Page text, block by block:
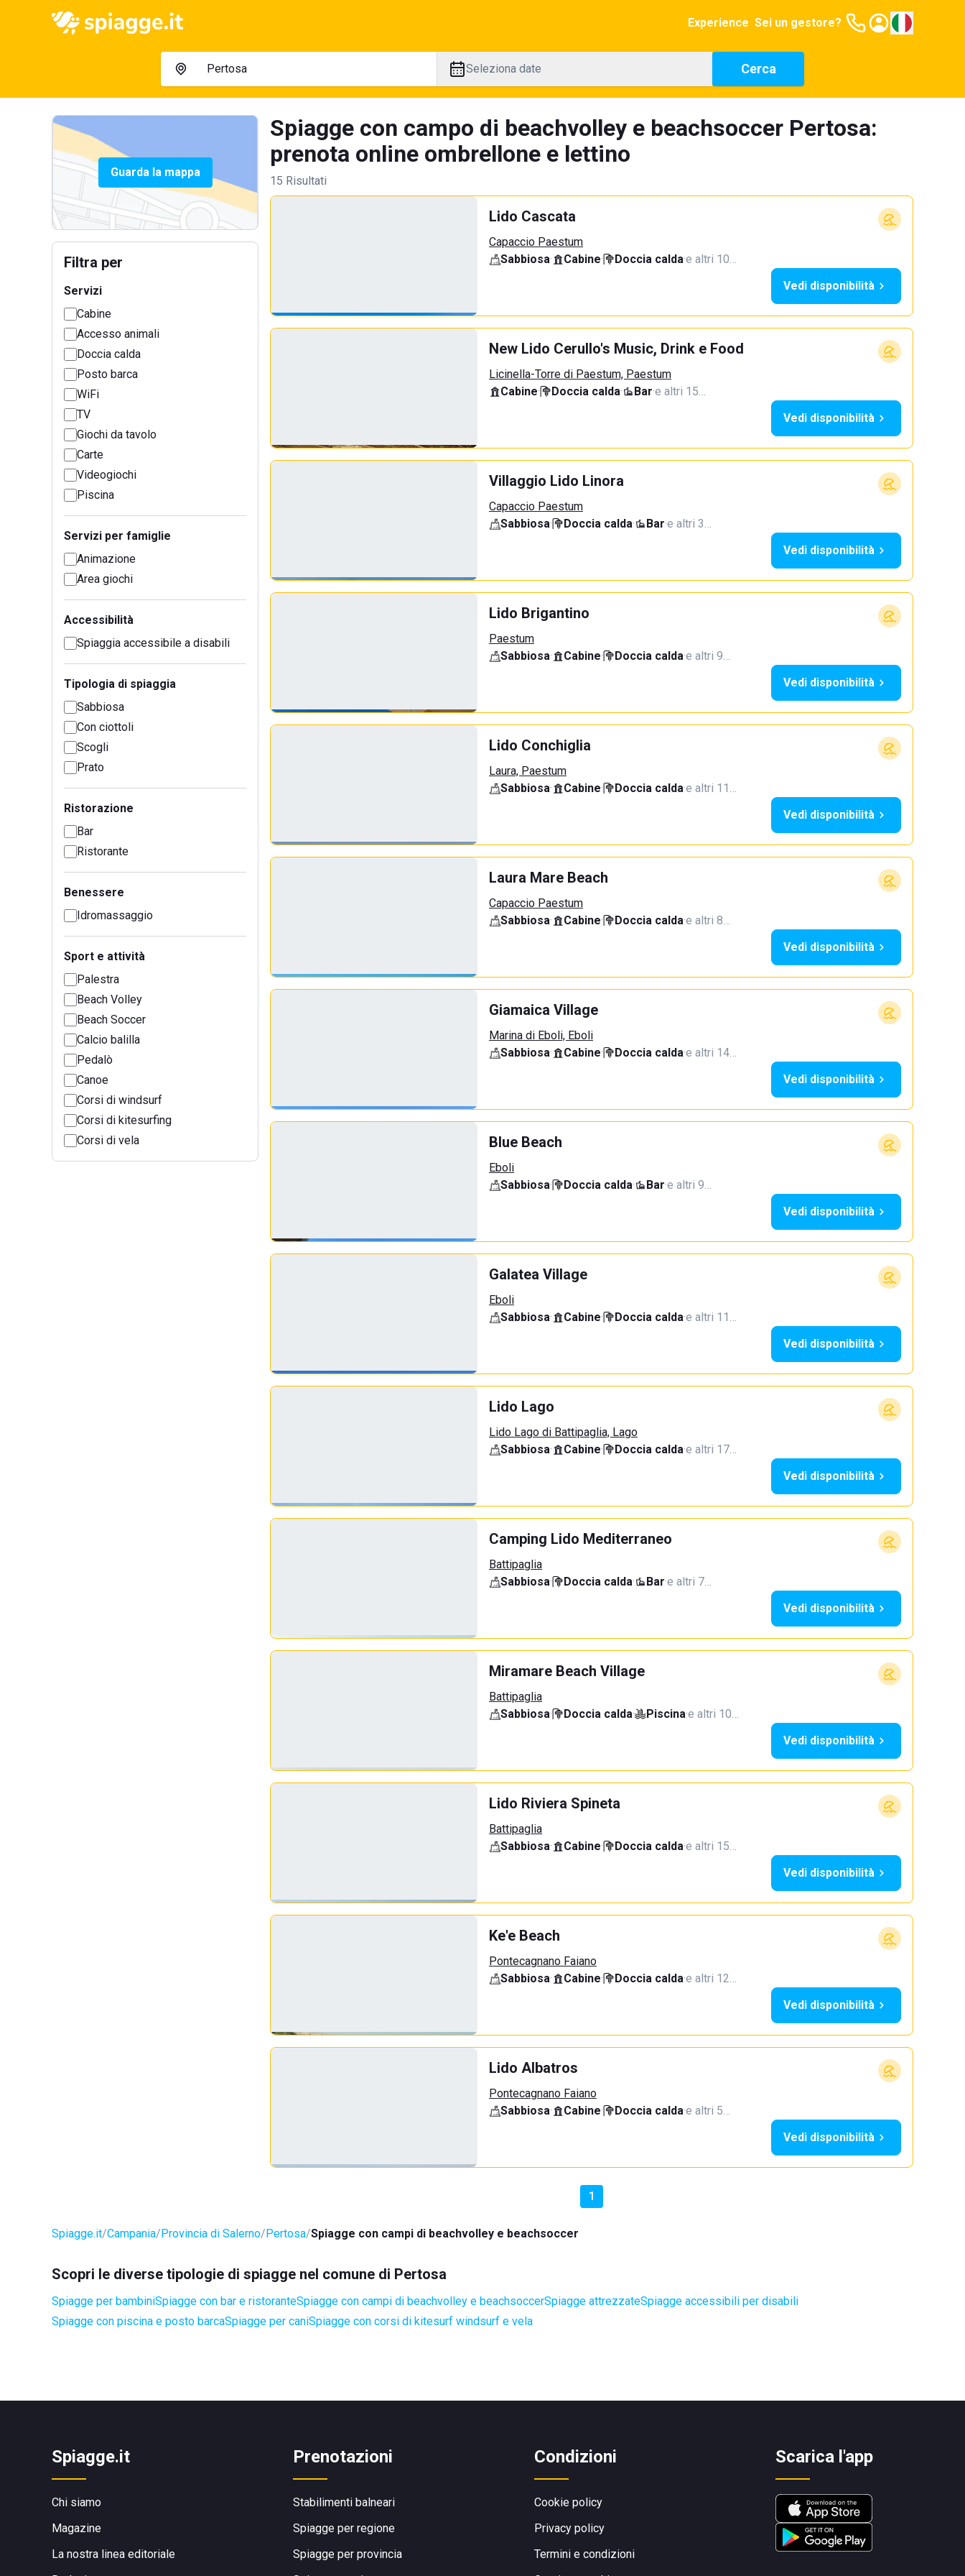
Experience Sei un gestore?
Seleziona date Cerca
Guarda la mappa
Filtra per
Servizi
Cabine
Accesso animali
Doccia calda
Posto barca
WiFi
TV
Giochi da tavolo
Carte
Videogiochi
Piscina
Servizi per famiglie
Animazione
Area giochi
Accessibilità
Spiaggia accessibile a disabili
Tipologia di spiaggia
Sabbiosa
Con ciottoli
Scogli
Prato
Ristorazione
Bar
Ristorante
Benessere
Idromassaggio
Sport e attività
Palestra
Beach Volley
Beach Soccer
Calcio balilla
Pedalò
Canoe
Corsi di windsurf
Corsi di kitesurfing
Corsi di vela
Spiagge con campo di beachvolley e beachsoccer Pertosa:
prenota online ombrellone e lettino
15 Risultati
Lido Cascata
Capaccio Paestum
Sabbiosa· Cabine· Doccia calda·e altri 10…
Vedi disponibilità
New Lido Cerullo's Music, Drink e Food
Licinella-Torre di Paestum, Paestum
Cabine· Doccia calda· Bar·e altri 15…
Vedi disponibilità
Villaggio Lido Linora
Capaccio Paestum
Sabbiosa· Doccia calda· Bar·e altri 3…
Vedi disponibilità
Lido Brigantino
Paestum
Sabbiosa· Cabine· Doccia calda·e altri 9…
Vedi disponibilità
Lido Conchiglia
Laura, Paestum
Sabbiosa· Cabine· Doccia calda·e altri 11…
Vedi disponibilità
Laura Mare Beach
Capaccio Paestum
Sabbiosa· Cabine· Doccia calda·e altri 8…
Vedi disponibilità
Giamaica Village
Marina di Eboli, Eboli
Sabbiosa· Cabine· Doccia calda·e altri 14…
Vedi disponibilità
Blue Beach
Eboli
Sabbiosa· Doccia calda· Bar·e altri 9…
Vedi disponibilità
Galatea Village
Eboli
Sabbiosa· Cabine· Doccia calda·e altri 11…
Vedi disponibilità
Lido Lago
Lido Lago di Battipaglia, Lago
Sabbiosa· Cabine· Doccia calda·e altri 17…
Vedi disponibilità
Camping Lido Mediterraneo
Battipaglia
Sabbiosa· Doccia calda· Bar·e altri 7…
Vedi disponibilità
Miramare Beach Village
Battipaglia
Sabbiosa· Doccia calda· Piscina·e altri 10…
Vedi disponibilità
Lido Riviera Spineta
Battipaglia
Sabbiosa· Cabine· Doccia calda·e altri 15…
Vedi disponibilità
Ke'e Beach
Pontecagnano Faiano
Sabbiosa· Cabine· Doccia calda·e altri 12…
Vedi disponibilità
Lido Albatros
Pontecagnano Faiano
Sabbiosa· Cabine· Doccia calda·e altri 5…
Vedi disponibilità
1
Spiagge.it Campania Provincia di Salerno Pertosa Spiagge con campi di beachvolley e beachsoccer
Scopri le diverse tipologie di spiagge nel comune di Pertosa
Spiagge per bambiniSpiagge con bar e ristoranteSpiagge con campi di beachvolley e beachsoccerSpiagge attrezzateSpiagge accessibili per disabili
Spiagge con piscina e posto barcaSpiagge per caniSpiagge con corsi di kitesurf windsurf e vela
Spiagge.it
Chi siamo
Magazine
La nostra linea editoriale
Prenotazioni
Stabilimenti balneari
Spiagge per regione
Spiagge per provincia
Condizioni
Cookie policy
Privacy policy
Termini e condizioni
Scarica l'app